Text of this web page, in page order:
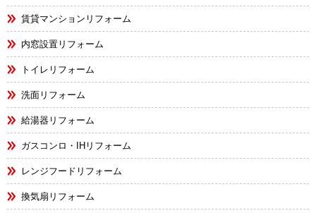
賃貸マンションリフォーム
内窓設置リフォーム
トイレリフォーム
洗面リフォーム
給湯器リフォーム
ガスコンロ・IHリフォーム
レンジフードリフォーム
換気扇リフォーム